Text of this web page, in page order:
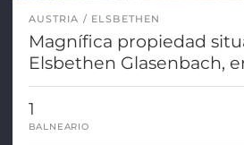
AUSTRIA ELSBETHEN
Magnífica propiedad
Elsbethen Glasenbach,
tranquila.
1
BALNEARIO